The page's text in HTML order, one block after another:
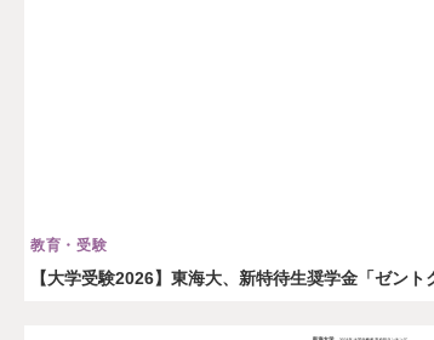
【大学受験2026】東海大、新特待生奨学金「ゼント
教育・受験